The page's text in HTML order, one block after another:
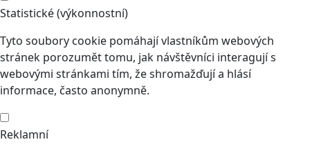
Statistické (výkonnostní)
Tyto soubory cookie pomáhají vlastníkům webových
stránek porozumět tomu, jak návštěvníci interagují s
webovými stránkami tím, že shromažďují a hlásí
informace, často anonymně.
Reklamní